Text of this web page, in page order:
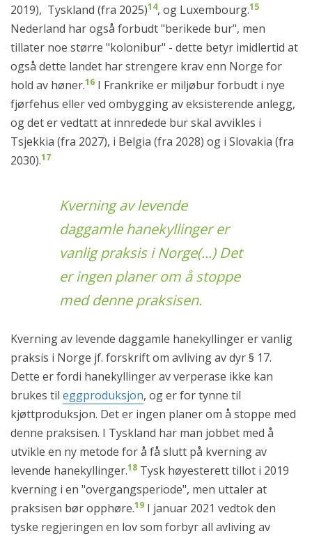
2019), Tyskland (fra 2025)14, og Luxembourg.15
Nederland har også forbudt "berikede bur", men
tillater noe større "kolonibur" - dette betyr imidlertid at
også dette landet har strengere krav enn Norge for
hold av høner.16 I Frankrike er miljøbur forbudt i nye
fjørfehus eller ved ombygging av eksisterende anlegg,
og det er vedtatt at innredede bur skal avvikles i
Tsjekkia (fra 2027), i Belgia (fra 2028) og i Slovakia (fra
2030).17
Kverning av levende
daggamle hanekyllinger er
vanlig praksis i Norge(...) Det
er ingen planer om å stoppe
med denne praksisen.
Kverning av levende daggamle hanekyllinger er vanlig
praksis i Norge jf. forskrift om avliving av dyr § 17.
Dette er fordi hanekyllinger av verperase ikke kan
brukes til eggproduksjon, og er for tynne til
kjøttproduksjon. Det er ingen planer om å stoppe med
denne praksisen. I Tyskland har man jobbet med å
utvikle en ny metode for å få slutt på kverning av
levende hanekyllinger.18 Tysk høyesterett tillot i 2019
kverning i en "overgangsperiode", men uttaler at
praksisen bør opphøre.19 I januar 2021 vedtok den
tyske regjeringen en lov som forbyr all avliving av